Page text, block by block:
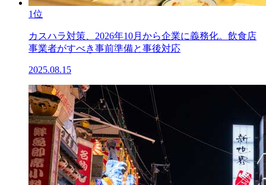
1位
カスハラ対策、2026年10月から企業に義務化。飲食店
事業者がすべき事前準備と事後対応
2025.08.15